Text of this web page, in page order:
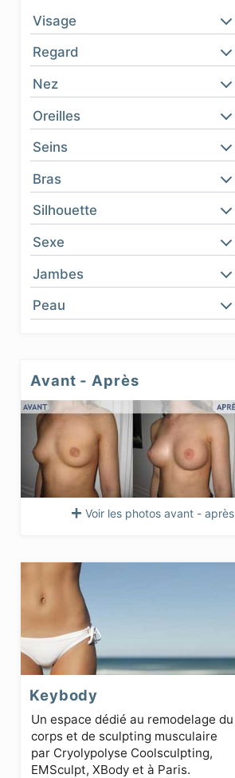
Visage
Regard
Nez
Oreilles
Seins
Bras
Silhouette
Sexe
Jambes
Peau
Avant - Après
Voir les photos avant - après
Keybody
Un espace dédié au remodelage du
corps et de sculpting musculaire
par Cryolypolyse Coolsculpting,
EMSculpt, XBody et à Paris.